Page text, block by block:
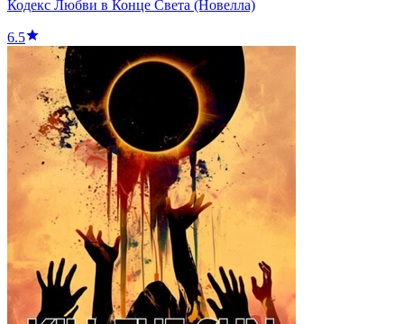
Кодекс Любви в Конце Света (Новелла)
6.5